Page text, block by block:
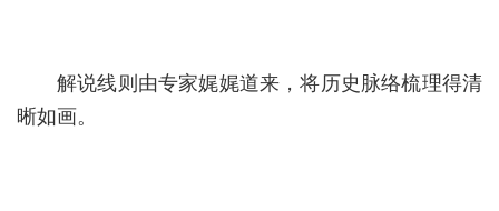
解说线则由专家娓娓道来，将历史脉络梳理得清
晰如画。